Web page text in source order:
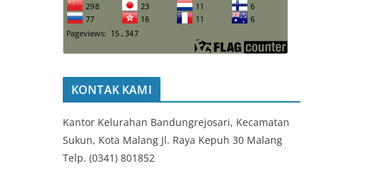
KONTAK KAMI
Kantor Kelurahan Bandungrejosari, Kecamatan
Sukun, Kota Malang Jl. Raya Kepuh 30 Malang
Telp. (0341) 801852